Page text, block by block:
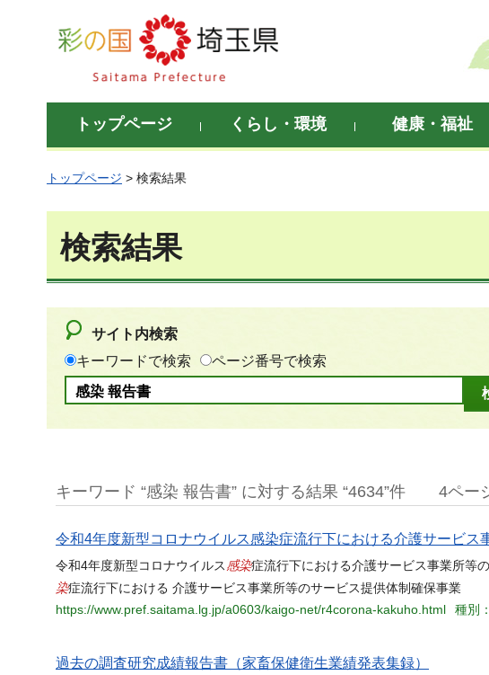
彩の国 埼玉県
トップページ くらし・環境 健康・福祉
トップページ > 検索結果
検索結果
サイト内検索
キーワードで検索
ページ番号で検索
キーワード “感染 報告書” に対する結果 “4634”件 4ペー
令和4年度新型コロナウイルス感染症流行下における介護サービス
令和4年度新型コロナウイルス 感染症流行下における介護サービス事業所等
染症流行下における 介護サービス事業所等のサービス提供体制確保事業
https://www.pref.saitama.lg.jp/a0603/kaigo-net/r4corona-kakuho.html
種別
過去の調査研究成績報告書（家畜保健衛生業績発表集録）